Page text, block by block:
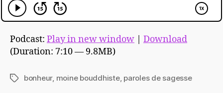
Podcast: Play in new window
Download
(Duration: 7:10 — 9.8MB)
Étiquettes
bonheur, moine bouddhiste, paroles de sagesse